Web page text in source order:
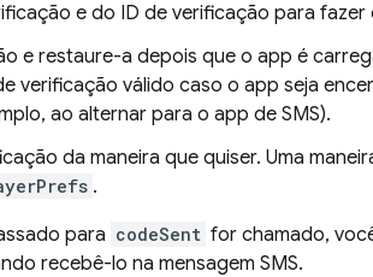
e do ID de verificação para fazer
e restaure-a depois que o app é
verificação válido caso o app seja
ao alternar para o app de SMS).
da maneira que quiser. Uma
.
para codeSent for chamado,
recebê-lo na mensagem SMS.